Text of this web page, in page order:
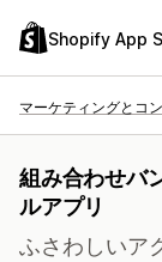
Shopify App
マーケティングとコ
組み合わせバ
ルアプリ
ふさわしいア